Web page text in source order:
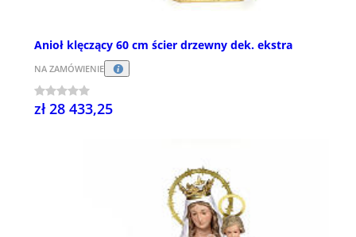
Anioł klęczący 60 cm ścier drzewny dek. ekstra
NA ZAMÓWIENIE
zł 28 433,25